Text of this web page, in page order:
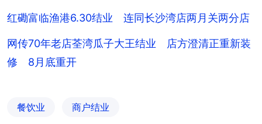
红磡富临渔港6.30结业 连同长沙湾店两月关两分店
网传70年老店荃湾瓜子大王结业 店方澄清正重新装
修 8月底重开
餐饮业 商户结业